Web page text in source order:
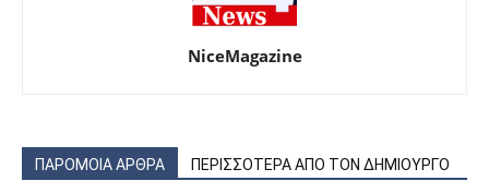
NiceMagazine
ΠΑΡΟΜΟΙΑ ΑΡΘΡΑ ΠΕΡΙΣΣΟΤΕΡΑ ΑΠΟ ΤΟΝ ΔΗΜΙΟΥΡΓΟ